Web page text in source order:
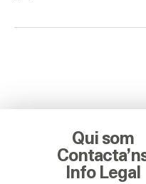
Qui som
Info Legal